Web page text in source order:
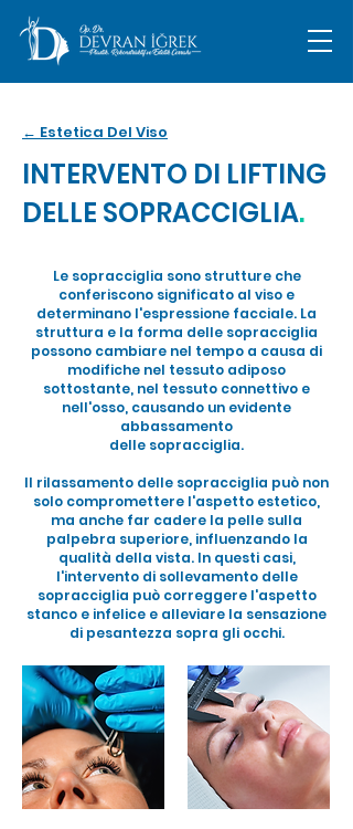
← Estetica Del Viso
INTERVENTO DI LIFTING
DELLE SOPRACCIGLIA​.
Le sopracciglia sono strutture che
conferiscono significato al viso e
determinano l'espressione facciale. La
struttura e la forma delle sopracciglia
possono cambiare nel tempo a causa di
modifiche nel tessuto adiposo
sottostante, nel tessuto connettivo e
nell'osso, causando un evidente
abbassamento
delle sopracciglia.
Il rilassamento delle sopracciglia può non
solo compromettere l'aspetto estetico,
ma anche far cadere la pelle sulla
palpebra superiore, influenzando la
qualità della vista. In questi casi,
l'intervento di sollevamento delle
sopracciglia può correggere l'aspetto
stanco e infelice e alleviare la sensazione
di pesantezza sopra gli occhi.